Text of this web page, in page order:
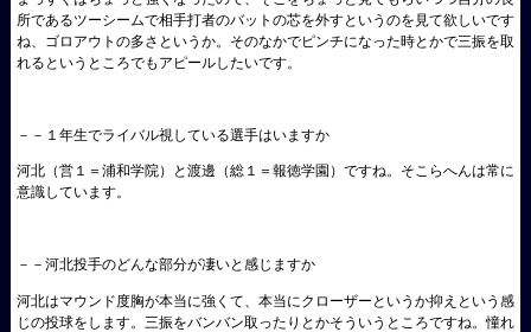
所であるツーシームで相手打者のバットの芯を外すというのを見て欲しいです
ね、ゴロアウトの多さというか。そのなかでピンチになった時とかで三振を取
れるというところでもアピールしたいです。
－－１年生でライバル視している選手はいますか
河北（営１＝浦和学院）と渡邊（総１＝報徳学園）ですね。そこらへんは常に
意識しています。
－－河北投手のどんな部分が凄いと感じますか
河北はマウンド度胸が本当に強くて、本当にクローザーというか抑えという感
じの投球をします。三振をバンバン取ったりとかそういうところですね。憧れ